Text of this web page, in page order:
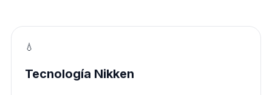
💧
Tecnología Nikken